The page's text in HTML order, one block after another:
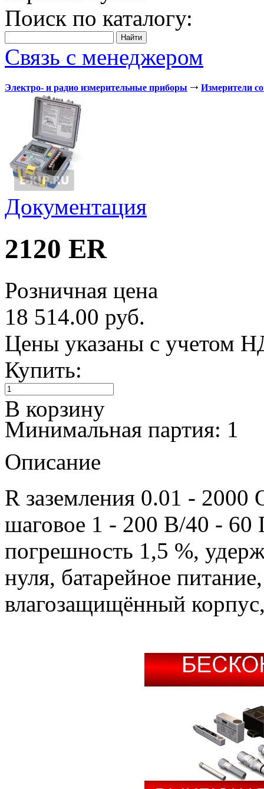
Поиск по каталогу:
Связь с менеджером
Электро- и радио измерительные приборы Измерители
Документация
2120 ER
Розничная цена
18 514.00 руб.
Цены указаны с учетом
Купить:
В корзину
Минимальная партия: 1
Описание
R заземления 0.01 -
шаговое 1 - 200 В/40 - 60
погрешность 1,5 %,
нуля, батарейное
влагозащищённый